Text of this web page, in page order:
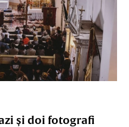
și doi fotografi